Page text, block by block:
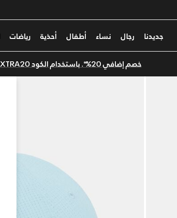
جديدنا رجال نساء أطفال أحذية رياضات
خصم إضافي 20%*. باستخدام الكود EXTRA20